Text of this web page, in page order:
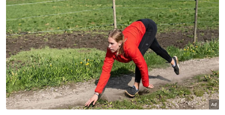
sehingga 14 November depan serta
mengalu-alukan penyertaan ahli organisi
berkenaan tanpa mengira usia dan jantina. -
Bernama